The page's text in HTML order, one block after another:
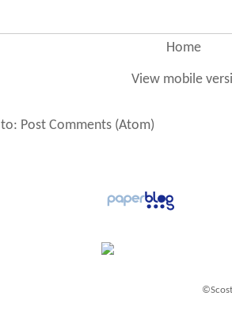
Home
View mobile
to: Post Comments (Atom)